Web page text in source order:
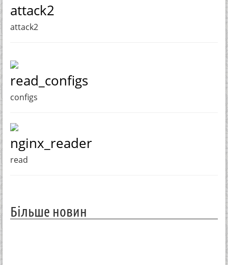
attack2
attack2
read_configs
configs
nginx_reader
read
Більше новин